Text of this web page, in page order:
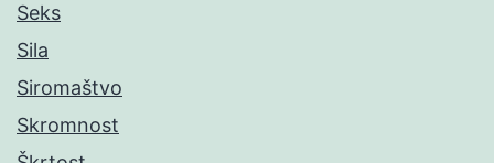
Seks
Sila
Siromaštvo
Skromnost